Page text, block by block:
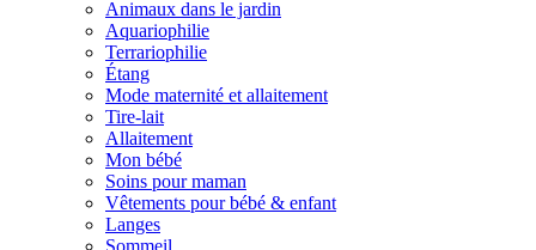
Animaux dans le jardin
Aquariophilie
Terrariophilie
Étang
Mode maternité et allaitement
Tire-lait
Allaitement
Mon bébé
Soins pour maman
Vêtements pour bébé & enfant
Langes
Sommeil